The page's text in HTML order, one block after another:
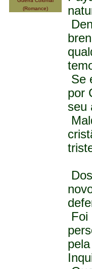
(Romance)
Se
por
seu
Foi
pela